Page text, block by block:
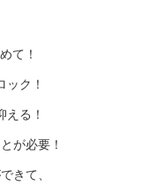
て！
ク！
る！
が必要！
きて、